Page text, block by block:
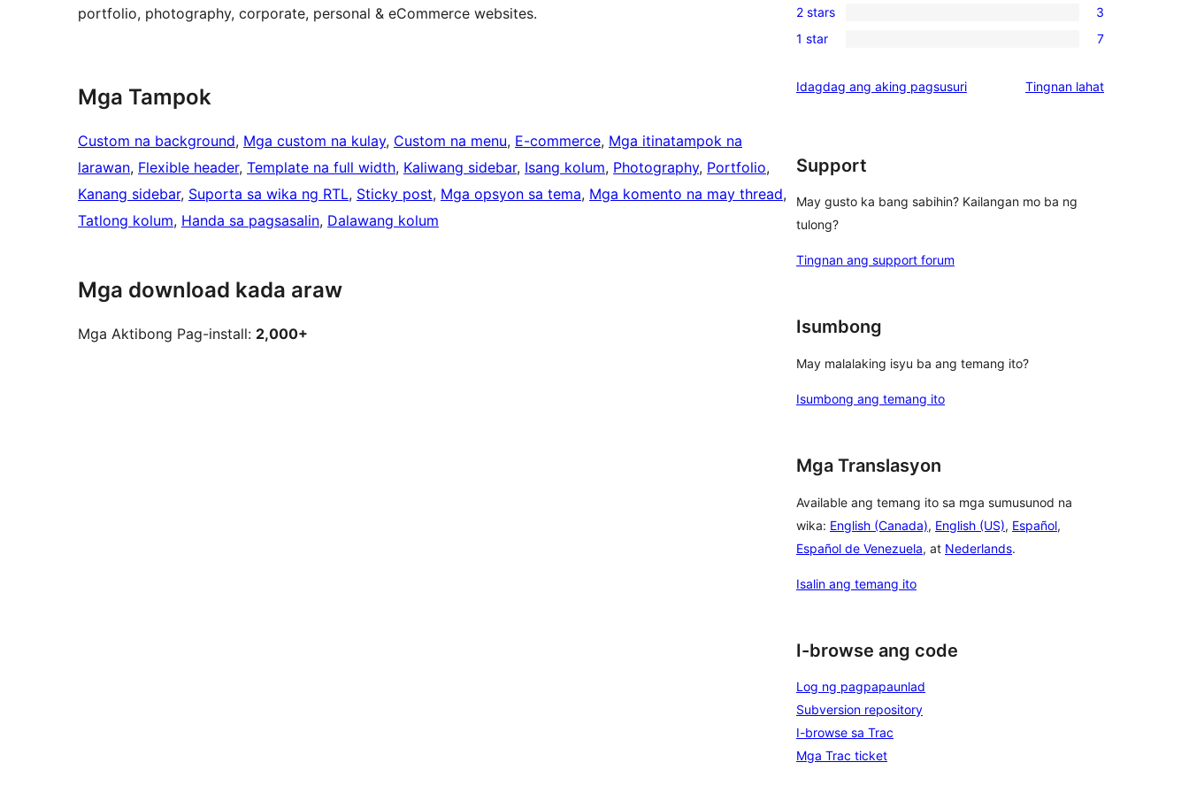
portfolio, photography, corporate, personal & eCommerce websites.
Mga Tampok
Custom na background, Mga custom na kulay, Custom na menu, E-commerce, Mga itinatampok na
larawan, Flexible header, Template na full width, Kaliwang sidebar, Isang kolum, Photography, Portfolio
Kanang sidebar, Suporta sa wika ng RTL, Sticky post, Mga opsyon sa tema, Mga komento na may thread
Tatlong kolum, Handa sa pagsasalin, Dalawang kolum
Mga download kada araw
Mga Aktibong Pag-install: 2,000+
reviews
star
reviews
3-
star
3
2-
reviews
2 stars 3
7
star
1 star 7
Idagdag ang aking pagsusuri Tingnan lahatng
Support
May gusto ka bang sabihin? Kailangan mo ba ng
tulong?
Tingnan ang support forum
Isumbong
May malalaking isyu ba ang temang ito?
Isumbong ang temang ito
Mga Translasyon
Available ang temang ito sa mga sumusunod na
wika: English (Canada), English (US), Español,
Español de Venezuela, at Nederlands.
Isalin ang temang ito
I-browse ang code
Log ng pagpapaunlad
Subversion repository
I-browse sa Trac
Mga Trac ticket